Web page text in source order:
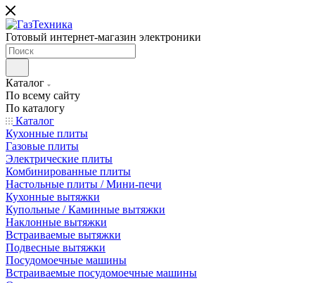
Готовый интернет-магазин электроники
Каталог
По всему сайту
По каталогу
Каталог
Кухонные плиты
Газовые плиты
Электрические плиты
Комбинированные плиты
Настольные плиты / Мини-печи
Кухонные вытяжки
Купольные / Каминные вытяжки
Наклонные вытяжки
Встраиваемые вытяжки
Подвесные вытяжки
Посудомоечные машины
Встраиваемые посудомоечные машины